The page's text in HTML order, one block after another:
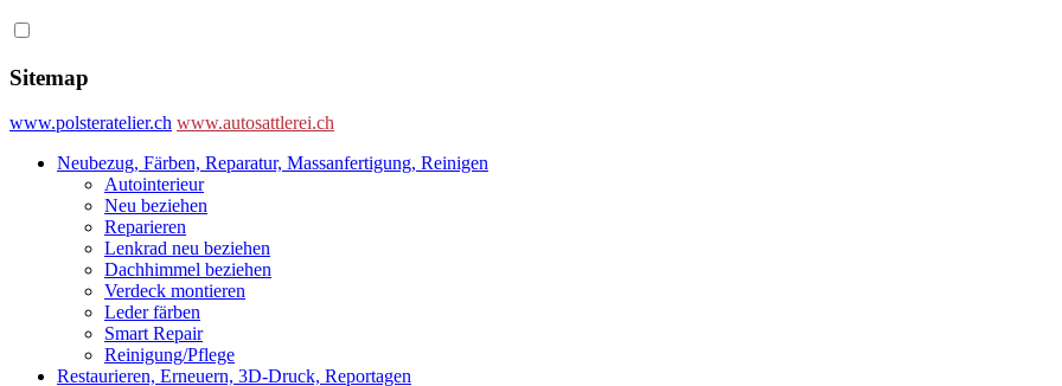
Sitemap
www.polsteratelier.ch www.autosattlerei.ch
Neubezug, Färben, Reparatur, Massanfertigung, Reinigen
Autointerieur
Neu beziehen
Reparieren
Lenkrad neu beziehen
Dachhimmel beziehen
Verdeck montieren
Leder färben
Smart Repair
Reinigung/Pflege
Restaurieren, Erneuern, 3D-Druck, Reportagen